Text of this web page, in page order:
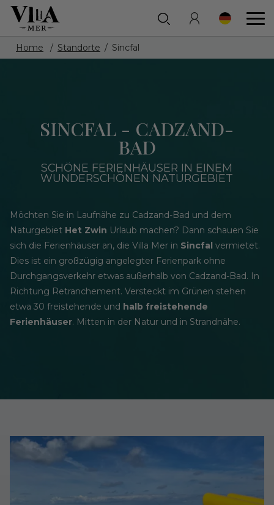
Home Standorte Sincfal
SINCFAL - CADZAND-
BAD
SCHÖNE FERIENHÄUSER IN EINEM
WUNDERSCHÖNEN NATURGEBIET
Möchten Sie in Laufnähe zu Cadzand-Bad und dem
Naturgebiet Het Zwin Urlaub machen? Dann schauen Sie
sich die Ferienhäuser an, die Villa Mer in Sincfal vermietet.
Dies ist ein großzügig angelegter Ferienpark ohne
Durchgangsverkehr etwas außerhalb von Cadzand-Bad. In
Richtung Retranchement. Versteckt im Grünen stehen
etwa 30 freistehende und halb freistehende
Ferienhäuser. Mitten in der Natur und in Strandnähe.